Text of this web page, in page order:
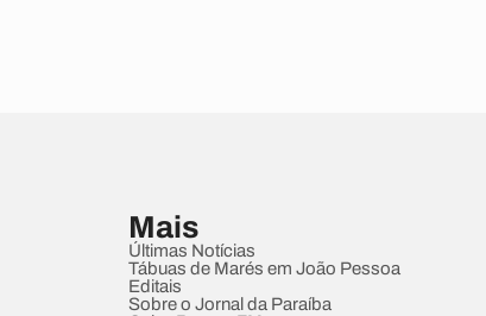
Mais
Últimas Notícias
Tábuas de Marés em João Pessoa
Editais
Sobre o Jornal da Paraíba